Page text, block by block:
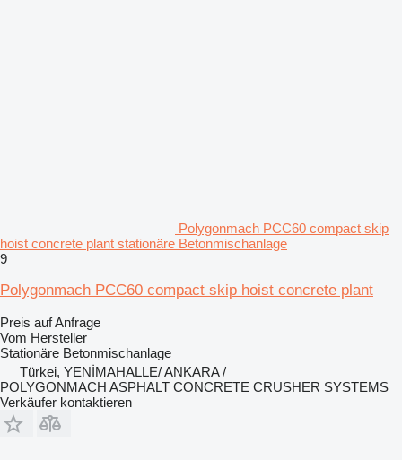
Polygonmach PCC60 compact skip
hoist concrete plant stationäre Betonmischanlage
9
Polygonmach PCC60 compact skip hoist concrete plant
Preis auf Anfrage
Vom Hersteller
Stationäre Betonmischanlage
Türkei, YENİMAHALLE/ ANKARA /
POLYGONMACH ASPHALT CONCRETE CRUSHER SYSTEMS
Verkäufer kontaktieren